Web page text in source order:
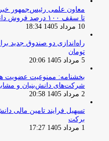
معاون علمی رئیس‌جمهور
تا سقف ۱۰۰ درصد فروش دانش‌بنیان‌ها
10 مرداد 1405 18:34
راه‌اندازی دو صندوق جدید
تومان
5 مرداد 1405 20:06
بخشنامه: ممنوعیت عضویت
شرکت‌های دانش‌بنیان و
2 مرداد 1405 20:58
تسهیل فرایند تامین مالی
برکت
1 مرداد 1405 17:27